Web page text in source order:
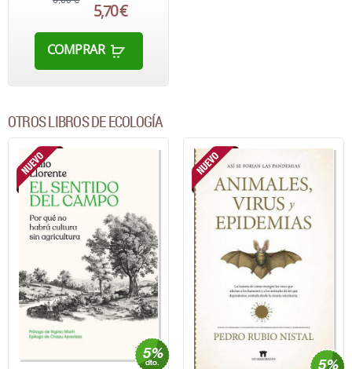
5,70 €
COMPRAR
OTROS LIBROS DE ECOLOGÍA